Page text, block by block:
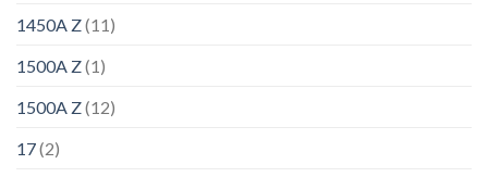
1450A Z(11)
1500A Z(1)
1500A Z(12)
17(2)